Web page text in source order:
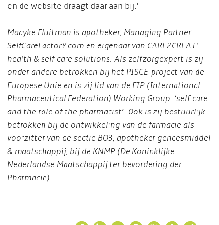
en de website draagt daar aan bij.’
Maayke Fluitman is apotheker, Managing Partner
SelfCareFactorY.com en eigenaar van CARE2CREATE:
health & self care solutions. Als zelfzorgexpert is zij
onder andere betrokken bij het PISCE-project van de
Europese Unie en is zij lid van de FIP (International
Pharmaceutical Federation) Working Group: ‘self care
and the role of the pharmacist’. Ook is zij bestuurlijk
betrokken bij de ontwikkeling van de farmacie als
voorzitter van de sectie BO3, apotheker geneesmiddel
& maatschappij, bij de KNMP (De Koninklijke
Nederlandse Maatschappij ter bevordering der
Pharmacie).